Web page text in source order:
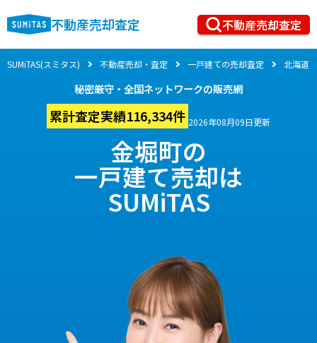
不動産売却査定 不動産売却査定
SUMiTAS(スミタス) 不動産売却・査定 一戸建ての売却査定 北海道
秘密厳守・全国ネットワークの販売網
累計査定実績116,334件 2026年08月09日更新
金堀町の
一戸建て売却は
SUMiTAS